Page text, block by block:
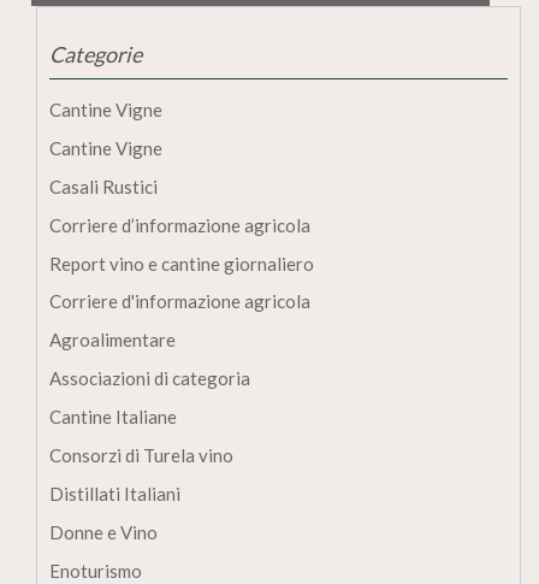
Categorie
Cantine Vigne
Cantine Vigne
Casali Rustici
Corriere d’informazione agricola
Report vino e cantine giornaliero
Corriere d'informazione agricola
Agroalimentare
Associazioni di categoria
Cantine Italiane
Consorzi di Turela vino
Distillati Italiani
Donne e Vino
Enoturismo